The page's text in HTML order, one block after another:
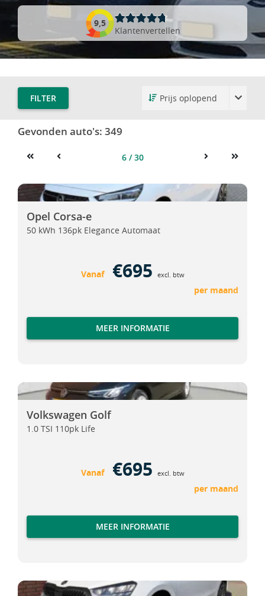
9,5
Klantenvertellen
FILTER
Gevonden auto's: 349
6 / 30
Opel Corsa-e
Opel Corsa-e
Opel Corsa-e
50 kWh 136pk Elegance Automaat
Vanaf €695 excl. btw
per maand
MEER INFORMATIE
Volkswagen Golf
Volkswagen Golf
Volkswagen Golf
1.0 TSI 110pk Life
Vanaf €695 excl. btw
per maand
MEER INFORMATIE
Skoda Fabia